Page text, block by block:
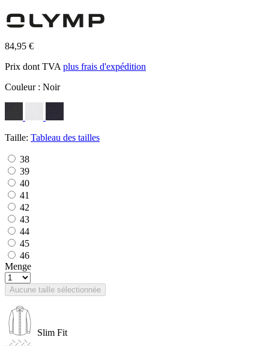
84,95 €
Prix dont TVA plus frais d'expédition
Couleur : Noir
Taille: Tableau des tailles
38
39
40
41
42
43
44
45
46
Menge
Aucune taille sélectionnée
Slim Fit